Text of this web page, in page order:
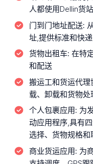
人都使用Dellin货站
门到门地址配送:
址,提供标准和快
货物出租车: 在特
和配送
搬运工和货运代理
载、卸载和货物处
个人包裹应用: 为
动应用程序,具有
选择、货物规格和
商业货运应用: 为